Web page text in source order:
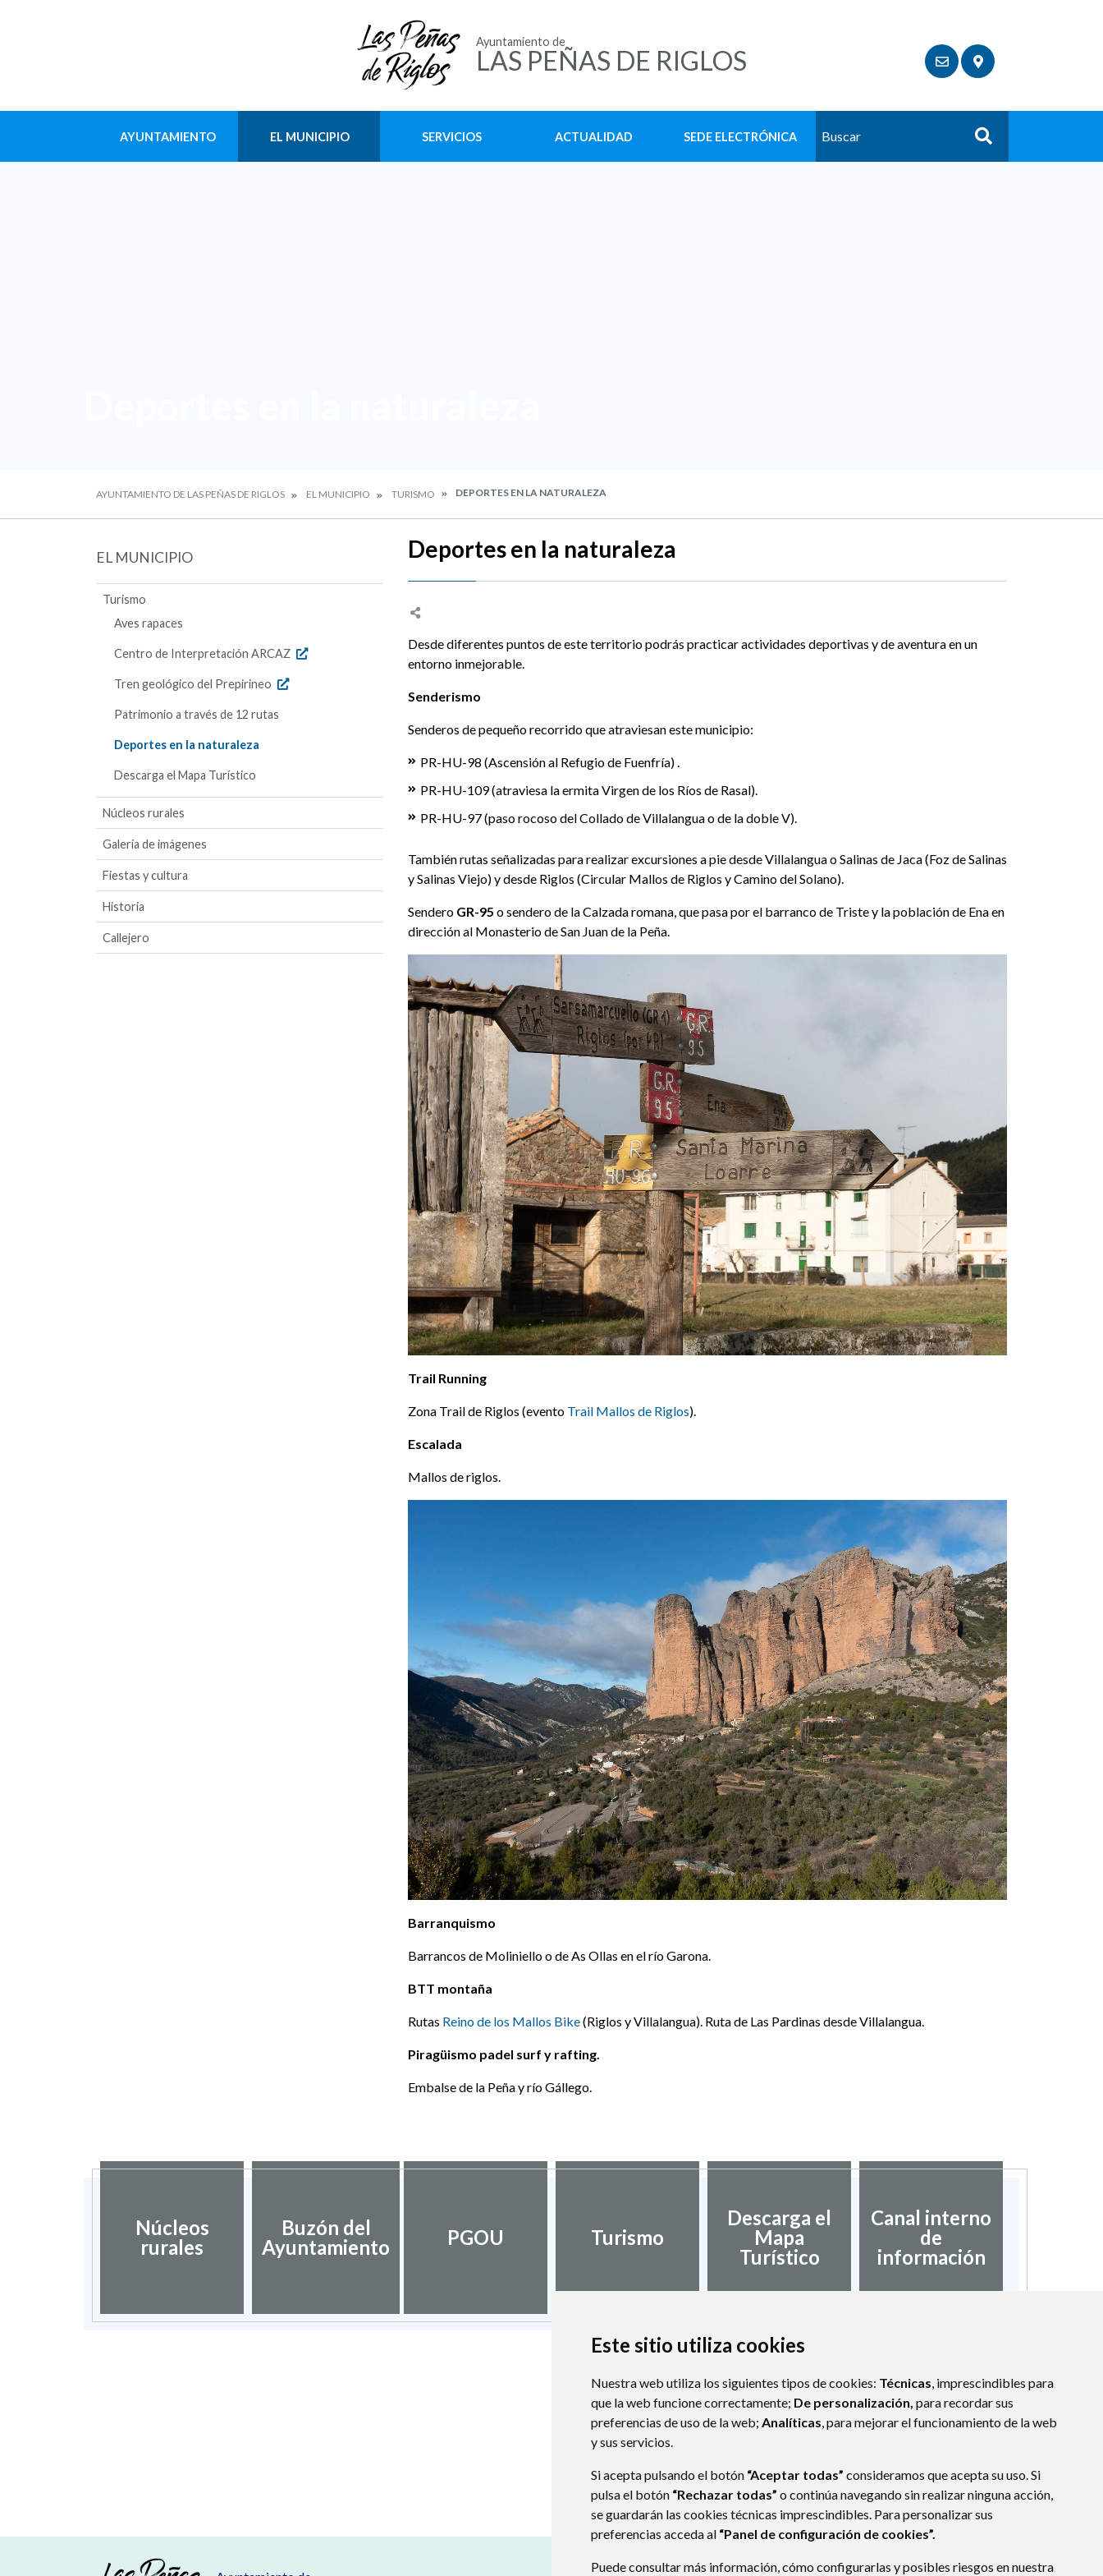
Este sitio utiliza cookies
Nuestra web utiliza los siguientes tipos de cookies: Técnicas, imprescindibles para
que la web funcione correctamente; De personalización, para recordar sus
preferencias de uso de la web; Analíticas, para mejorar el funcionamiento de la web
y sus servicios.
Si acepta pulsando el botón “Aceptar todas” consideramos que acepta su uso. Si
pulsa el botón “Rechazar todas” o continúa navegando sin realizar ninguna acción,
se guardarán las cookies técnicas imprescindibles. Para personalizar sus
preferencias acceda al “Panel de configuración de cookies”.
Puede consultar más información, cómo configurarlas y posibles riesgos en nuestra
Ayuntamiento de
LAS PEÑAS DE RIGLOS
AYUNTAMIENTO EL MUNICIPIO SERVICIOS ACTUALIDAD SEDE ELECTRÓNICA Buscar
AYUNTAMIENTO DE LAS PEÑAS DE RIGLOS EL MUNICIPIO TURISMO DEPORTES EN LA NATURALEZA
EL MUNICIPIO
Turismo
Aves rapaces
Centro de Interpretación ARCAZ
Tren geológico del Prepirineo
Patrimonio a través de 12 rutas
Deportes en la naturaleza
Descarga el Mapa Turístico
Núcleos rurales
Galería de imágenes
Fiestas y cultura
Historia
Callejero
Deportes en la naturaleza
Desde diferentes puntos de este territorio podrás practicar actividades deportivas y de aventura en un
entorno inmejorable.
Senderismo
Senderos de pequeño recorrido que atraviesan este municipio:
PR-HU-98 (Ascensión al Refugio de Fuenfría) .
PR-HU-109 (atraviesa la ermita Virgen de los Ríos de Rasal).
PR-HU-97 (paso rocoso del Collado de Villalangua o de la doble V).
También rutas señalizadas para realizar excursiones a pie desde Villalangua o Salinas de Jaca (Foz de Salinas
y Salinas Viejo) y desde Riglos (Circular Mallos de Riglos y Camino del Solano).
Sendero GR-95 o sendero de la Calzada romana, que pasa por el barranco de Triste y la población de Ena en
dirección al Monasterio de San Juan de la Peña.
Trail Running
Zona Trail de Riglos (evento Trail Mallos de Riglos).
Escalada
Mallos de riglos.
Barranquismo
Barrancos de Moliniello o de As Ollas en el río Garona.
BTT montaña
Rutas Reino de los Mallos Bike(Riglos y Villalangua). Ruta de Las Pardinas desde Villalangua.
Piragüismo padel surf y rafting.
Embalse de la Peña y río Gállego.
Núcleos
rurales
Buzón del
Ayuntamiento
PGOU Turismo
Descarga el
Mapa
Turístico
Canal interno
de
información